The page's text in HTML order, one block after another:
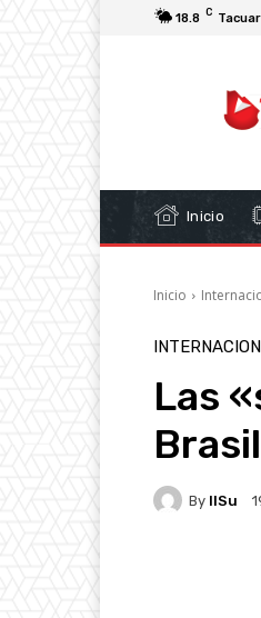
18.8 C
Inicio
Inicio
Las
By IlSu